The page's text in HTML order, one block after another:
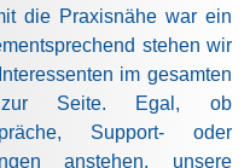
die Praxisnähe war ein
stehen wir
im gesamten
zur Seite. Egal, ob
Support- oder
anstehen, unsere